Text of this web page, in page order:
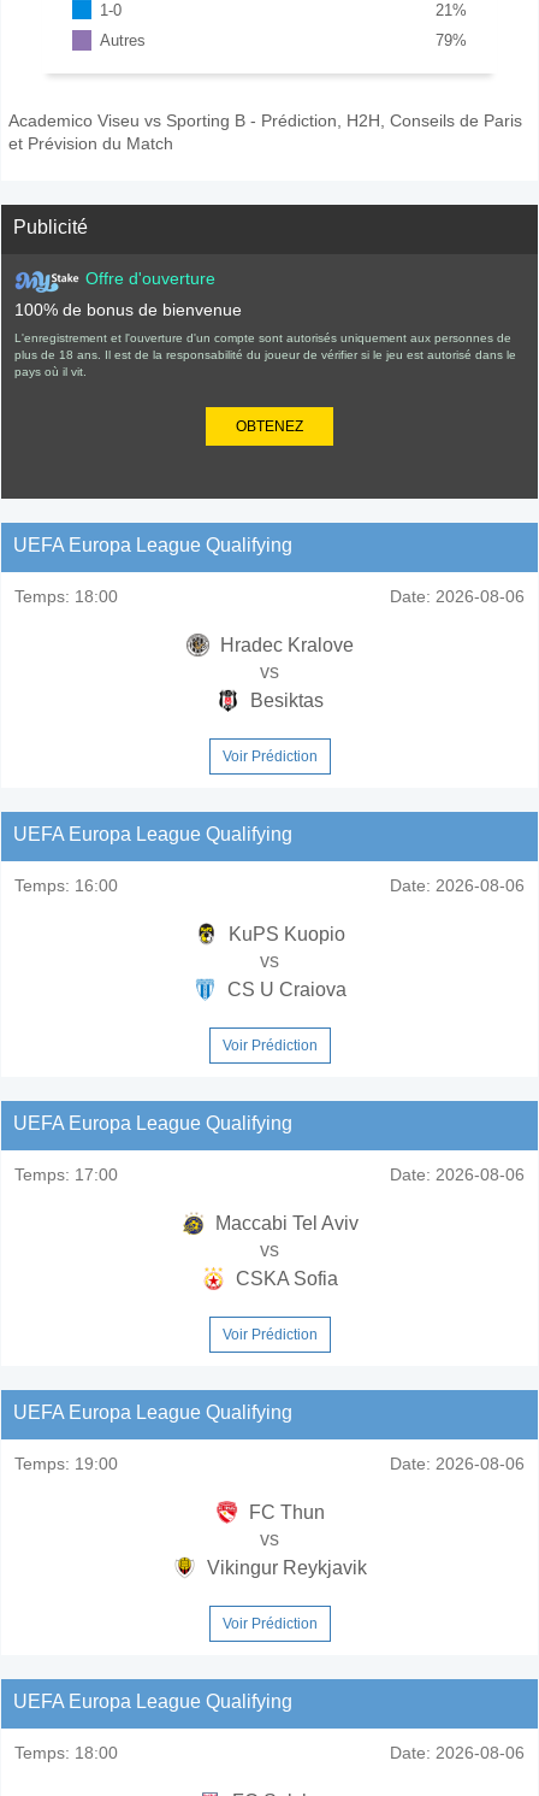
1-0 %
21
Autres
%
79
Academico Viseu vs Sporting B - Prédiction, H2H, Conseils de Paris
et Prévision du Match
Publicité
Offre d'ouverture
100% de bonus de bienvenue
L'enregistrement et l'ouverture d'un compte sont autorisés uniquement aux personnes de
plus de 18 ans. Il est de la responsabilité du joueur de vérifier si le jeu est autorisé dans le
pays où il vit.
OBTENEZ
UEFA Europa League Qualifying
Temps: 18:00 Date: 2026-08-06
Hradec Kralove
vs
Besiktas
Voir Prédiction
UEFA Europa League Qualifying
Temps: 16:00 Date: 2026-08-06
KuPS Kuopio
vs
CS U Craiova
Voir Prédiction
UEFA Europa League Qualifying
Temps: 17:00 Date: 2026-08-06
Maccabi Tel Aviv
vs
CSKA Sofia
Voir Prédiction
UEFA Europa League Qualifying
Temps: 19:00 Date: 2026-08-06
FC Thun
vs
Vikingur Reykjavik
Voir Prédiction
UEFA Europa League Qualifying
Temps: 18:00 Date: 2026-08-06